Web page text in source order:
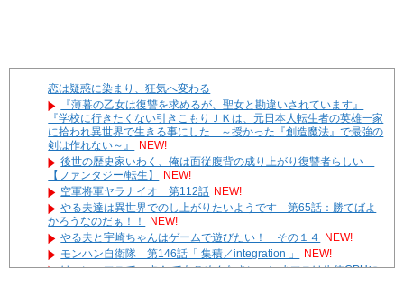
恋は疑惑に染まり、狂気へ変わる
『薄暮の乙女は復讐を求めるが、聖女と勘違いされています』
『学校に行きたくない引きこもりＪＫは、元日本人転生者の英雄一家
に拾われ異世界で生きる事にした ～授かった『創造魔法』で最強の
剣は作れない～』
NEW!
後世の歴史家いわく、俺は面従腹背の成り上がり復讐者らしい
【ファンタジー/転生】
NEW!
空軍将軍ヤラナイオ 第112話 NEW!
やる夫達は異世界でのし上がりたいようです 第65話：勝てばよ
かろうなのだぁ！！
NEW!
やる夫と宇崎ちゃんはゲームで遊びたい！ その１４
NEW!
モンハン自衛隊 第146話「 集積／integration 」
NEW!
はーい、マユで～す！ でもごめんなさい、いまマユは生体CPUに